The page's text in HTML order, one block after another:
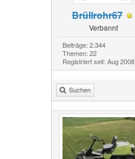
Brüllrohr67
Verbannt
Beiträge: 2.344
Themen: 22
Registriert seit: Aug 2008
Suchen